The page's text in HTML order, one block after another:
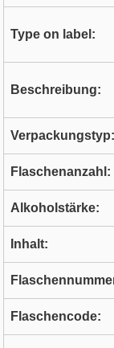
Type on label:
Beschreibung:
Verpackungstyp:
Flaschenanzahl:
Alkoholstärke:
Inhalt:
Flaschencode: